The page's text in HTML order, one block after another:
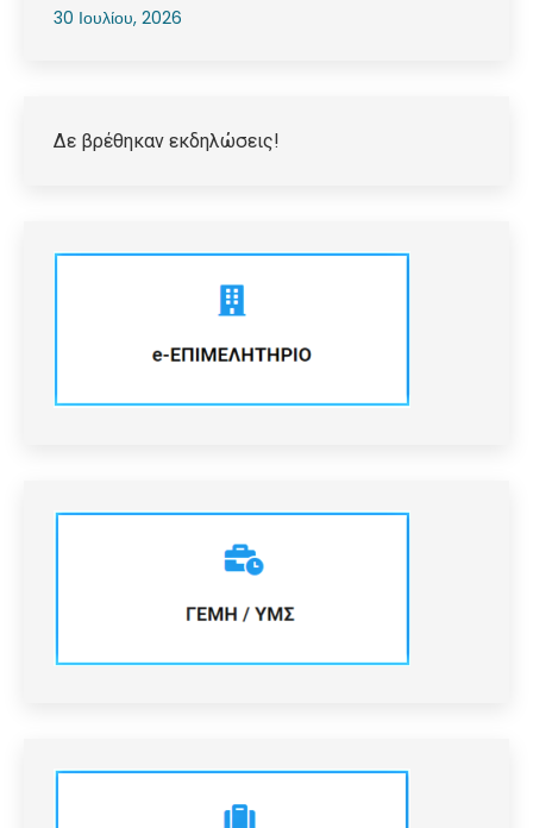
30 Ιουλίου, 2026
Δε βρέθηκαν εκδηλώσεις!